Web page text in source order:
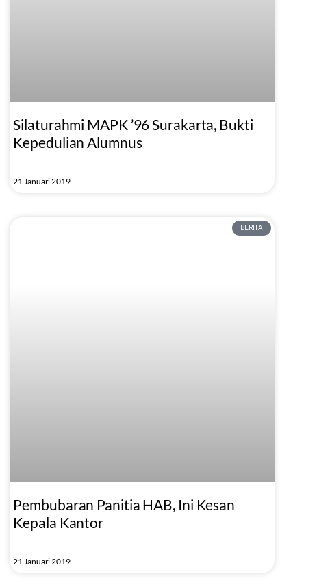
Silaturahmi MAPK ’96 Surakarta, Bukti
Kepedulian Alumnus
21 Januari 2019
BERITA
Pembubaran Panitia HAB, Ini Kesan
Kepala Kantor
21 Januari 2019